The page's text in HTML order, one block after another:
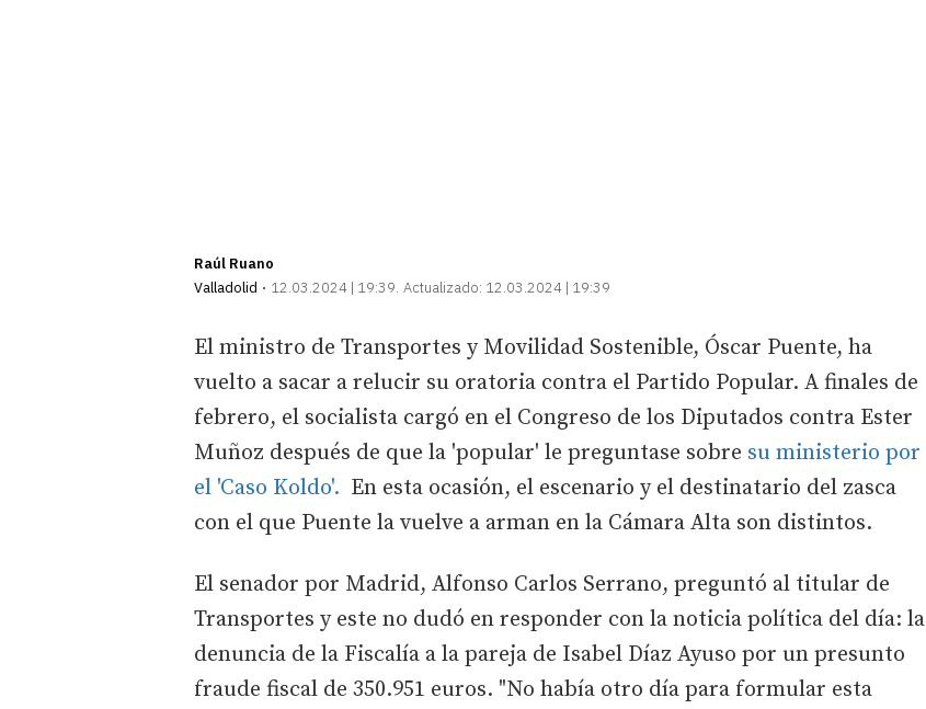
Raúl Ruano
Valladolid
12.03.2024 | 19:39 Actualizado: 12.03.2024 | 19:39
El ministro de Transportes y Movilidad Sostenible, Óscar Puente, ha
vuelto a sacar a relucir su oratoria contra el Partido Popular. A finales de
febrero, el socialista cargó en el Congreso de los Diputados contra Ester
Muñoz después de que la 'popular' le preguntase sobre su ministerio por
el 'Caso Koldo'. En esta ocasión, el escenario y el destinatario del zasca
con el que Puente la vuelve a arman en la Cámara Alta son distintos.
El senador por Madrid, Alfonso Carlos Serrano, preguntó al titular de
Transportes y este no dudó en responder con la noticia política del día: la
denuncia de la Fiscalía a la pareja de Isabel Díaz Ayuso por un presunto
fraude fiscal de 350.951 euros. "No había otro día para formular esta